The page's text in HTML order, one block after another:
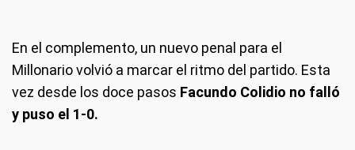
En el complemento, un nuevo penal para el
Millonario volvió a marcar el ritmo del partido. Esta
vez desde los doce pasos Facundo Colidio no falló
y puso el 1-0.